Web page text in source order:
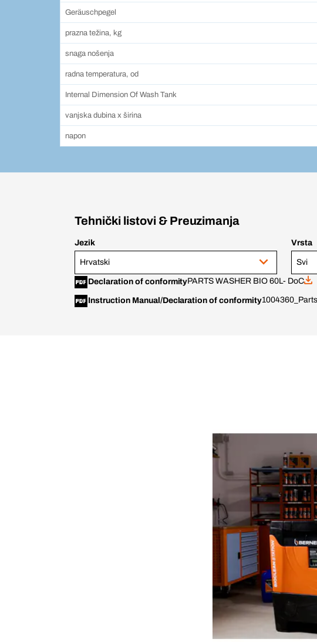
Geräuschpegel
prazna težina, kg
snaga nošenja
radna temperatura, od
Internal Dimension Of Wash Tank
vanjska dubina x širina
napon
Tehnički listovi & Preuzimanja
Jezik
Hrvatski
Vrsta
Svi
Declaration of conformityPARTS WASHER BIO 60L- DoC
Instruction Manual/Declaration of conformity